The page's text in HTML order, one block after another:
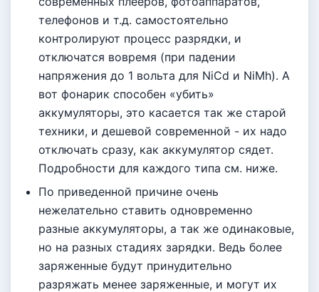
телефонов и т.д. самостоятельно
контролируют процесс разрядки, и
отключатся вовремя (при падении
напряжения до 1 вольта для NiCd и NiМh). А
вот фонарик способен «убить»
аккумуляторы, это касается так же старой
техники, и дешевой современной - их надо
отключать сразу, как аккумулятор сядет.
Подробности для каждого типа см. ниже.
По приведенной причине очень
нежелательно ставить одновременно
разные аккумуляторы, а так же одинаковые,
но на разных стадиях зарядки. Ведь более
заряженные будут принудительно
разряжать менее заряженные, и могут их